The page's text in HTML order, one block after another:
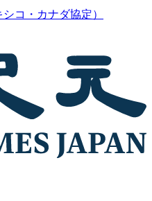
コ・カナダ協定）